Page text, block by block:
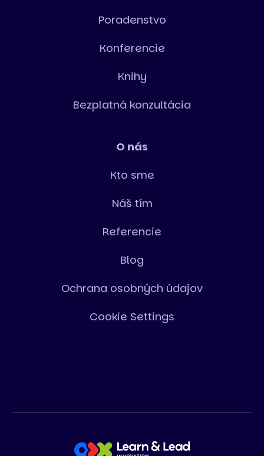
Poradenstvo
Konferencie
Knihy
Bezplatná konzultácia
O nás
Kto sme
Náš tím
Referencie
Blog
Ochrana osobných údajov
Cookie Settings